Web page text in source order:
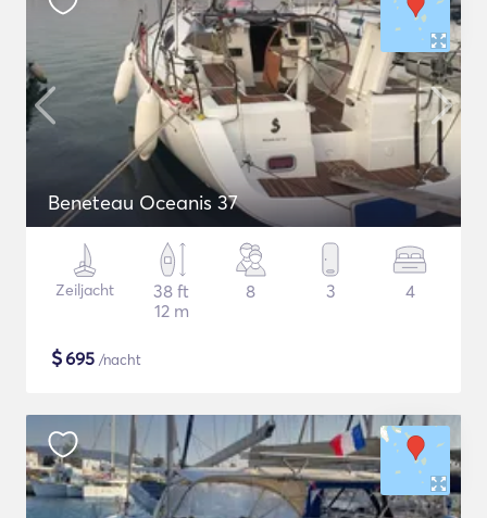
Beneteau Oceanis 37
Zeiljacht
38 ft
12 m
8 3 4
$695 /nacht